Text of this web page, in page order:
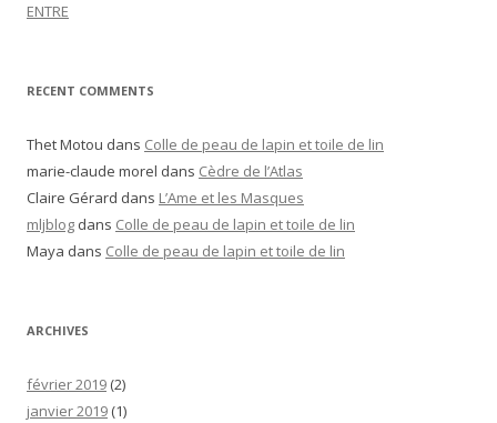
ENTRE
RECENT COMMENTS
Thet Motou dans Colle de peau de lapin et toile de lin
marie-claude morel dans Cèdre de l’Atlas
Claire Gérard dans L’Ame et les Masques
mljblog dans Colle de peau de lapin et toile de lin
Maya dans Colle de peau de lapin et toile de lin
ARCHIVES
février 2019 (2)
janvier 2019 (1)